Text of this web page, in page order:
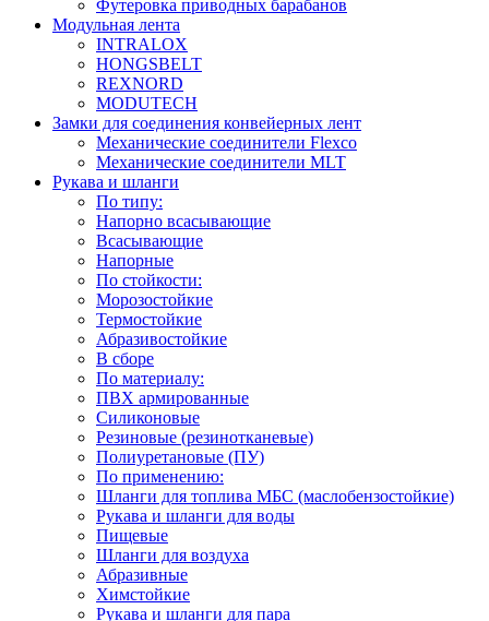
Футеровка приводных барабанов
Модульная лента
INTRALOX
HONGSBELT
REXNORD
MODUTECH
Замки для соединения конвейерных лент
Механические соединители Flexco
Механические соединители MLT
Рукава и шланги
По типу:
Напорно всасывающие
Всасывающие
Напорные
По стойкости:
Морозостойкие
Термостойкие
Абразивостойкие
В сборе
По материалу:
ПВХ армированные
Силиконовые
Резиновые (резинотканевые)
Полиуретановые (ПУ)
По применению:
Шланги для топлива МБС (маслобензостойкие)
Рукава и шланги для воды
Пищевые
Шланги для воздуха
Абразивные
Химстойкие
Рукава и шланги для пара